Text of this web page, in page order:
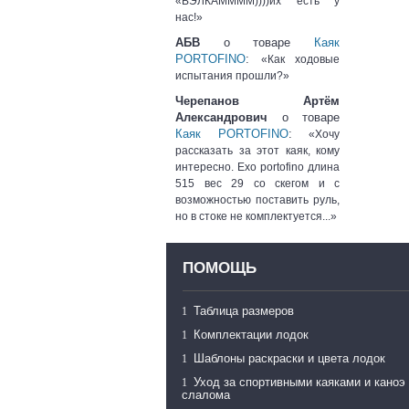
нас!»
АБВ о товаре
Каяк
PORTOFINO: «Как ходовые
испытания прошли?»
Черепанов Артём
Александрович о товаре
Каяк PORTOFINO: «Хочу
рассказать за этот каяк, кому
интересно. Exo portofino длина
515 вес 29 со скегом и с
возможностью поставить руль,
но в стоке не комплектуется...»
ПОМОЩЬ
Таблица размеров
Комплектации лодок
Шаблоны раскраски и цвета лодок
Уход за спортивными каяками и
слалома